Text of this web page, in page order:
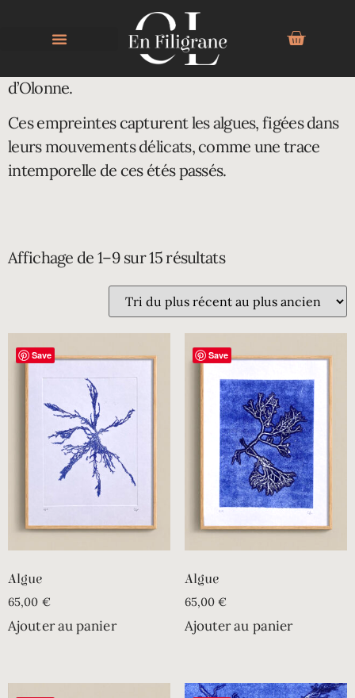
SÉRIE ALGUE
Enfant, je passais mes étés sur la plage des Sables
d’Olonne.
Ces empreintes capturent les algues, figées dans
leurs mouvements délicats, comme une trace
intemporelle de ces étés passés.
Affichage de 1–9 sur 15 résultats
Save
Algue
65,00 €
Ajouter au panier
Save
Algue
65,00€
Ajouter au panier